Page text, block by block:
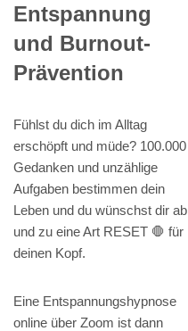
Entspannung
und Burnout-
Prävention
Fühlst du dich im Alltag
erschöpft und müde? 100.000
Gedanken und unzählige
Aufgaben bestimmen dein
Leben und du wünschst dir ab
und zu eine Art RESET 🛑 für
deinen Kopf.
Eine Entspannungshypnose
online über Zoom ist dann